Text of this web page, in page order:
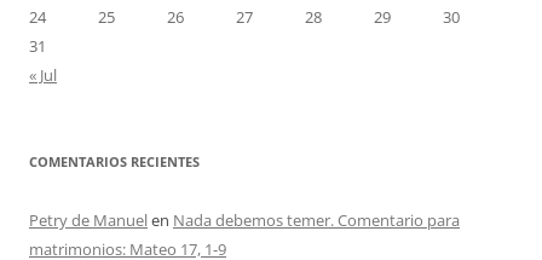
24
25 26 27 28 29
30
31
« Jul
COMENTARIOS RECIENTES
Petry de Manuelen Nada debemos temer. Comentario para
matrimonios: Mateo 17, 1-9